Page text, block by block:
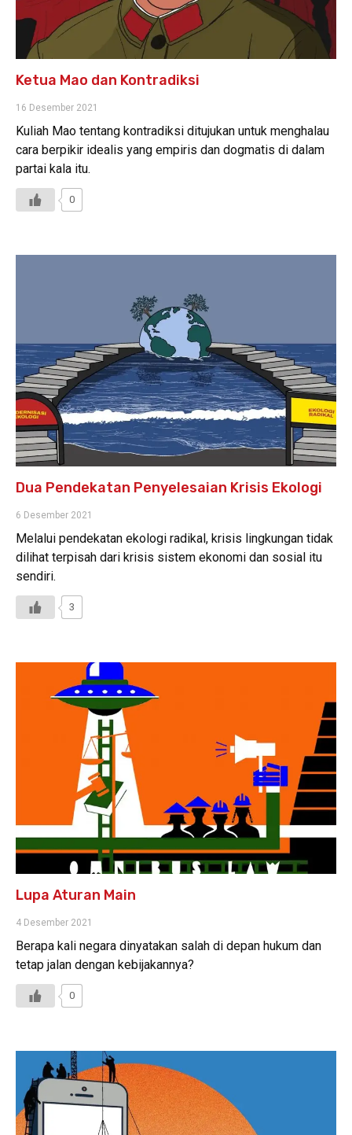
Ketua Mao dan Kontradiksi
16 Desember 2021
Kuliah Mao tentang kontradiksi ditujukan untuk menghalau
cara berpikir idealis yang empiris dan dogmatis di dalam
partai kala itu.
0
Dua Pendekatan Penyelesaian Krisis Ekologi
6 Desember 2021
Melalui pendekatan ekologi radikal, krisis lingkungan tidak
dilihat terpisah dari krisis sistem ekonomi dan sosial itu
sendiri.
3
Lupa Aturan Main
4 Desember 2021
Berapa kali negara dinyatakan salah di depan hukum dan
tetap jalan dengan kebijakannya?
0